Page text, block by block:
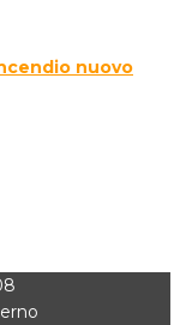
nuovo